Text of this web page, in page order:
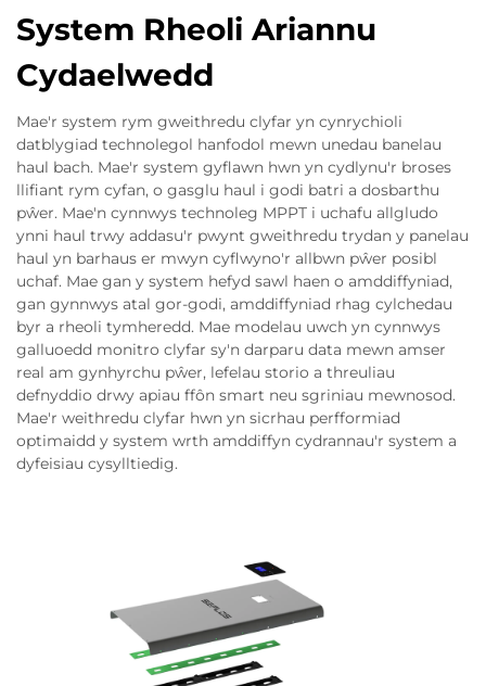
System Rheoli Ariannu
Cydaelwedd
Mae'r system rym gweithredu clyfar yn cynrychioli
datblygiad technolegol hanfodol mewn unedau banelau
haul bach. Mae'r system gyflawn hwn yn cydlynu'r broses
llifiant rym cyfan, o gasglu haul i godi batri a dosbarthu
pŵer. Mae'n cynnwys technoleg MPPT i uchafu allgludo
ynni haul trwy addasu'r pwynt gweithredu trydan y panelau
haul yn barhaus er mwyn cyflwyno'r allbwn pŵer posibl
uchaf. Mae gan y system hefyd sawl haen o amddiffyniad,
gan gynnwys atal gor-godi, amddiffyniad rhag cylchedau
byr a rheoli tymheredd. Mae modelau uwch yn cynnwys
galluoedd monitro clyfar sy'n darparu data mewn amser
real am gynhyrchu pŵer, lefelau storio a threuliau
defnyddio drwy apiau ffôn smart neu sgriniau mewnosod.
Mae'r weithredu clyfar hwn yn sicrhau perfformiad
optimaidd y system wrth amddiffyn cydrannau'r system a
dyfeisiau cysylltiedig.